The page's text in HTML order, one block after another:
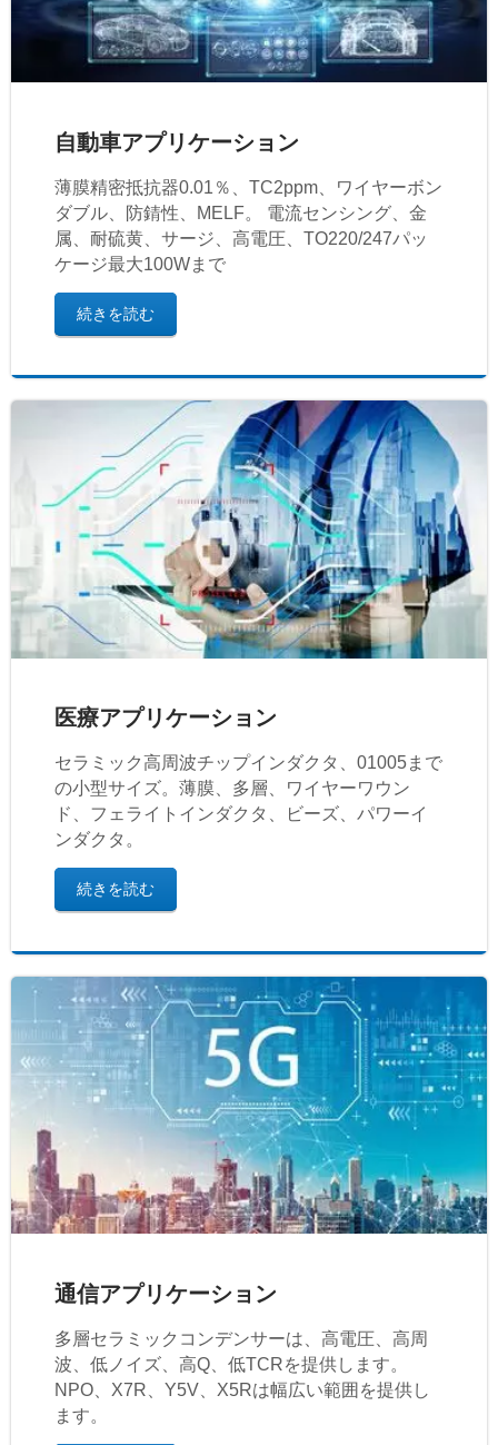
自動車アプリケーション
薄膜精密抵抗器0.01％、TC2ppm、ワイヤーボン
ダブル、防錆性、MELF。 電流センシング、金
属、耐硫黄、サージ、高電圧、TO220/247パッ
ケージ最大100Wまで
続きを読む
医療アプリケーション
セラミック高周波チップインダクタ、01005まで
の小型サイズ。薄膜、多層、ワイヤーワウン
ド、フェライトインダクタ、ビーズ、パワーイ
ンダクタ。
続きを読む
通信アプリケーション
多層セラミックコンデンサーは、高電圧、高周
波、低ノイズ、高Q、低TCRを提供します。
NPO、X7R、Y5V、X5Rは幅広い範囲を提供し
ます。